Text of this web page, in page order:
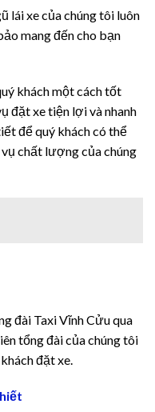
lái xe của chúng tôi luôn
mang đến cho bạn
khách một cách tốt
đặt xe tiện lợi và nhanh
để quý khách có thể
chất lượng của chúng
đài Taxi Vĩnh Cửu qua
tổng đài của chúng tôi
đặt xe.